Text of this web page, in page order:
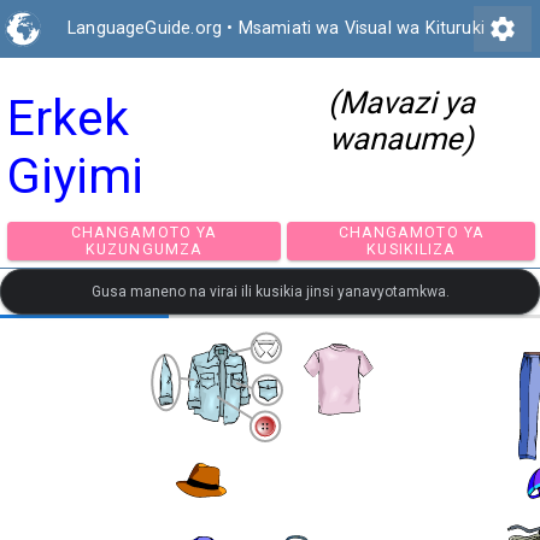
LanguageGuide.org • Msamiati wa Visual wa Kituruki settings
Erkek
Giyimi
(Mavazi ya
wanaume)
CHANGAMOTO YA
KUZUNGUMZA
CHANGAMOTO
KUSIKILIZA
Gusa maneno na virai ili kusikia jinsi yanavyotamkwa.